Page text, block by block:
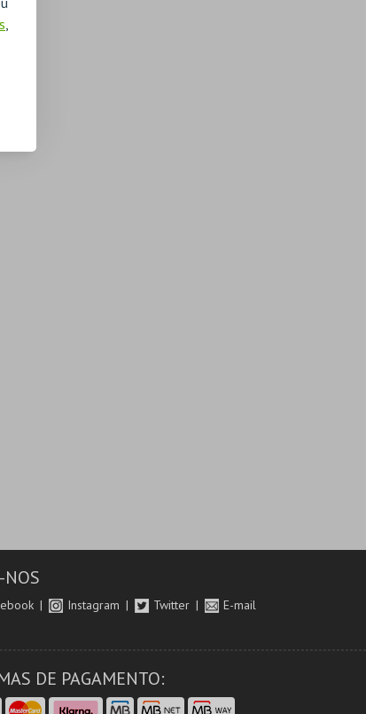
NOS
Instagram Twitter E-mail
DE PAGAMENTO: